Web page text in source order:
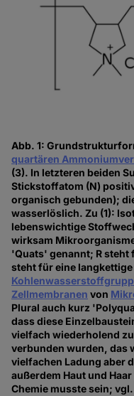
Abb. 1:
quartären
(3). In letzteren beiden
Stickstoffatom (N)
organisch gebunden);
wasserlöslich. Zu (1):
lebenswichtige
wirksam
'Quats' genannt; R
steht für eine langkettige
Zellmembranen von
Plural auch kurz
dass diese
vielfach wiederholend
verbunden wurden, das
vielfachen Ladung aber
außerdem Haut und
Chemie musste sein; vgl.